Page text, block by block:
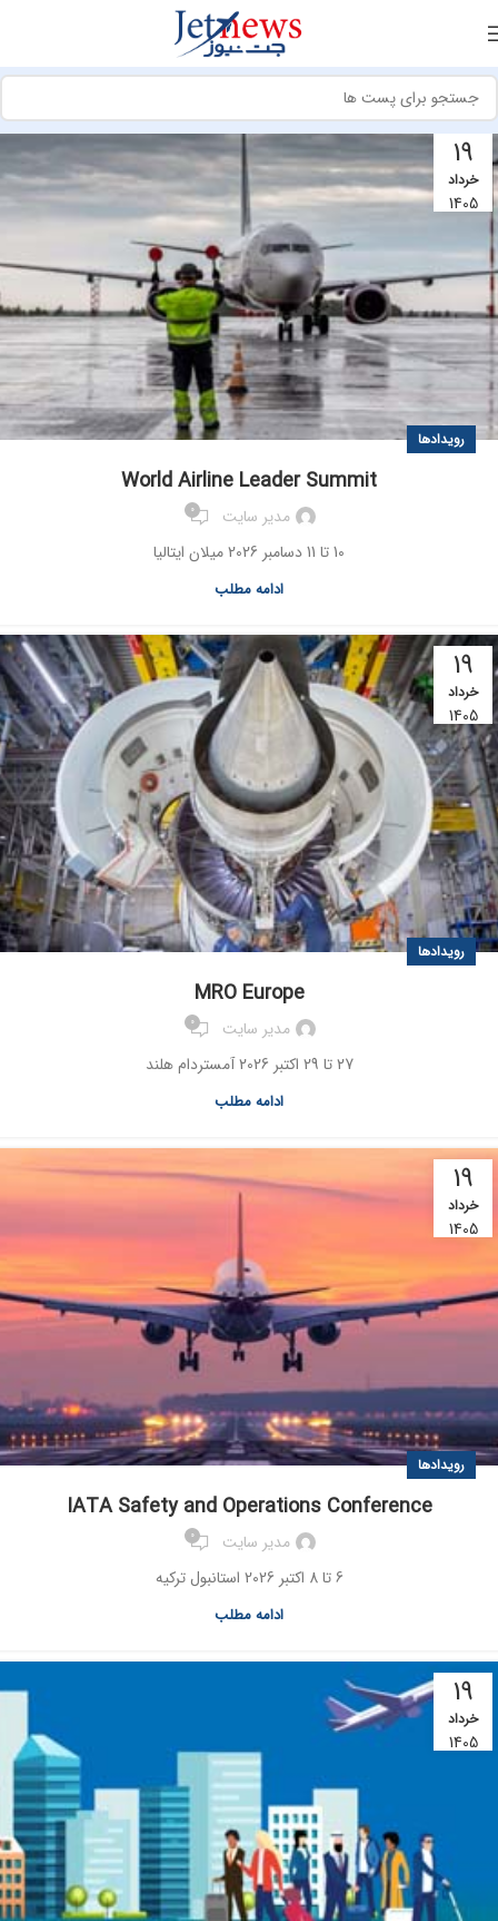
19
خرداد
1405
رویدادها
World Airline Leader Summit
مدیر سایت 0
10 تا 11 دسامبر 2026 میلان ایتالیا
ادامه مطلب
19
خرداد
1405
رویدادها
MRO Europe
مدیر سایت 0
27 تا 29 اکتبر 2026 آمستردام هلند
ادامه مطلب
19
خرداد
1405
رویدادها
IATA Safety and Operations Conference
مدیر سایت 0
6 تا 8 اکتبر 2026 استانبول ترکیه
ادامه مطلب
19
خرداد
1405